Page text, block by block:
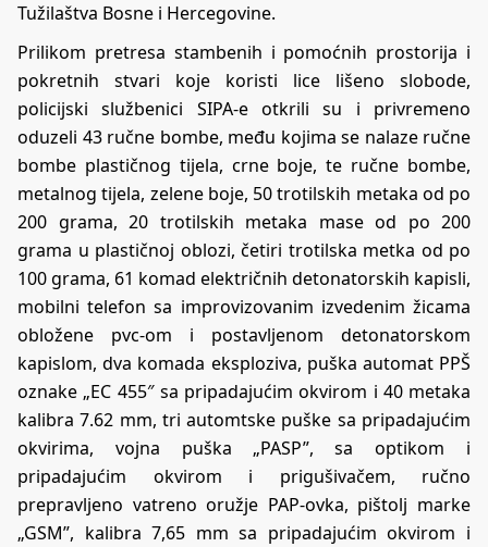
Tužilaštva Bosne i Hercegovine.
Prilikom pretresa stambenih i pomoćnih prostorija i
pokretnih stvari koje koristi lice lišeno slobode,
policijski službenici SIPA-e otkrili su i privremeno
oduzeli 43 ručne bombe, među kojima se nalaze ručne
bombe plastičnog tijela, crne boje, te ručne bombe,
metalnog tijela, zelene boje, 50 trotilskih metaka od po
200 grama, 20 trotilskih metaka mase od po 200
grama u plastičnoj oblozi, četiri trotilska metka od po
100 grama, 61 komad električnih detonatorskih kapisli,
mobilni telefon sa improvizovanim izvedenim žicama
obložene pvc-om i postavljenom detonatorskom
kapislom, dva komada eksploziva, puška automat PPŠ
oznake „EC 455″ sa pripadajućim okvirom i 40 metaka
kalibra 7.62 mm, tri automtske puške sa pripadajućim
okvirima, vojna puška „PASP”, sa optikom i
pripadajućim okvirom i prigušivačem, ručno
prepravljeno vatreno oružje PAP-ovka, pištolj marke
„GSM”, kalibra 7,65 mm sa pripadajućim okvirom i